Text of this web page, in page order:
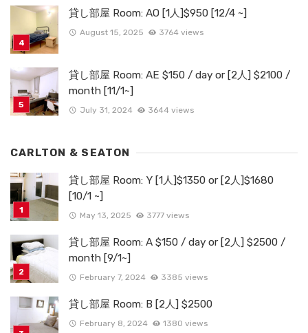
貸し部屋 Room: AO [1人]$950 [12/4 ~]
August 15, 2025 3764 views
貸し部屋 Room: AE $150 / day or [2人] $2100 /
month [11/1~]
July 31, 2024 3644 views
CARLTON & SEATON
貸し部屋 Room: Y [1人]$1350 or [2人]$1680
[10/1 ~]
May 13, 2025 3777 views
貸し部屋 Room: A $150 / day or [2人] $2500 /
month [9/1~]
February 7, 2024 3385 views
貸し部屋 Room: B [2人] $2500
February 8, 2024 1380 views